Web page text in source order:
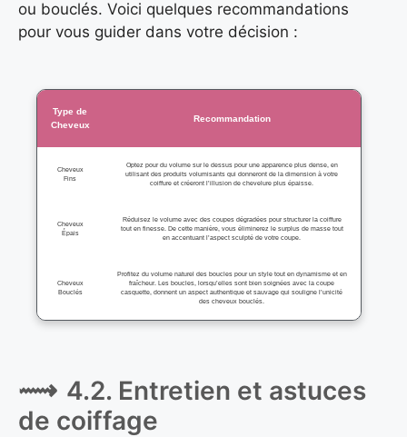
ou bouclés. Voici quelques recommandations
pour vous guider dans votre décision :
Type de
Cheveux
Recommandation
Cheveux
Fins
Optez pour du volume sur le dessus pour une apparence plus dense, en
utilisant des produits volumisants qui donneront de la dimension à votre
coiffure et créeront l’illusion de chevelure plus épaisse.
Cheveux
Épais
Réduisez le volume avec des coupes dégradées pour structurer la coiffure
tout en finesse. De cette manière, vous éliminerez le surplus de masse tout
en accentuant l’aspect sculpté de votre coupe.
Cheveux
Bouclés
Profitez du volume naturel des boucles pour un style tout en dynamisme et en
fraîcheur. Les boucles, lorsqu’elles sont bien soignées avec la coupe
casquette, donnent un aspect authentique et sauvage qui souligne l’unicité
des cheveux bouclés.
4.2. Entretien et astuces
de coiffage